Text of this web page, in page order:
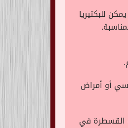
للبكتيريا
أو أمراض
القسطرة في